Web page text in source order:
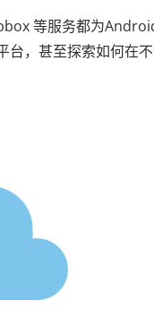
等服务都为
台，甚至探索如何在